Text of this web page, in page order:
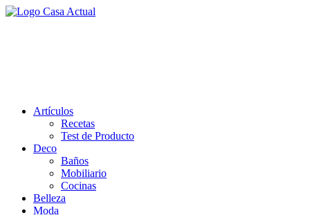
Saltar
Artículos
Recetas
Test de Producto
Deco
Baños
Mobiliario
Cocinas
Belleza
Moda